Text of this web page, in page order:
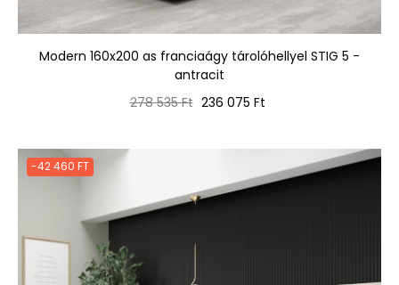
Modern 160x200 as franciaágy tárolóhellyel STIG 5 -
antracit
Normál
278 535 Ft Ár
236 075 Ft
-42 460 FT